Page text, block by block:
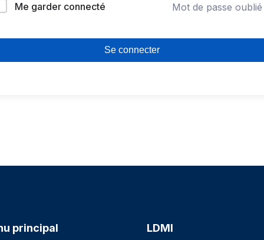
Me garder connecté Mot de passe oublié
Se connecter
principal LDMI